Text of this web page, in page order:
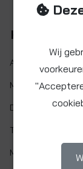
Kenmerken
Artikelnr.:
Maat:
Demontabel:
Twist&Lock:
Materiaal:
Wij